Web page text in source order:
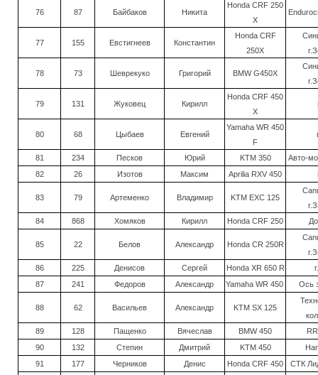
76 87 Байбаков Никита
Honda CRF 250
X
77 155 Евстигнеев Константин
Honda CRF
250X
78 73 Шеврекуко Григорий BMW G450X
79 131 Жуковец Кирилл
Honda CRF 450
X
80 68 Цыбаев Евгений
Yamaha WR 450
F
81 234 Песков Юрий KTM 350
Авто-
82
26 Изотов Максим Aprilia RXV 450
83 79 Артеменко Владимир KTM EXC 125
84
868 Хомяков Кирилл Honda CRF 250
85 22 Белов Александр Honda CR 250R
86
225 Денисов Сергей Honda XR 650 R
87
241 Федоров Александр Yamaha WR 450 Ось
88 62 Васильев Александр KTM SX 125
89
128 Пащенко Вячеслав BMW 450
90
132 Степин Дмитрий KTM 450
91
177 Черников Денис Honda CRF 450 СТК